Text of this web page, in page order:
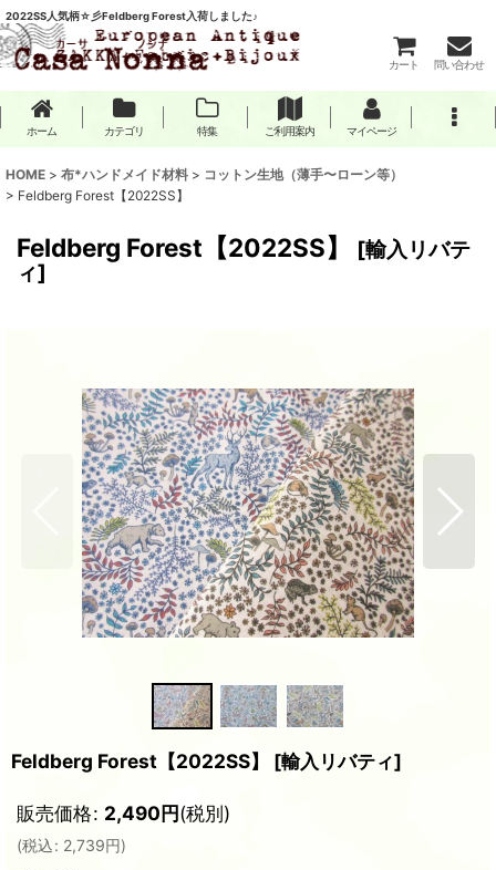
2022SS人気柄☆彡Feldberg Forest入荷しました♪
カート 問い合わせ
ホーム カテゴリ 特集 ご利用案内 マイページ
HOME > 布*ハンドメイド材料 > コットン生地（薄手〜ローン等）
> Feldberg Forest【2022SS】
Feldberg Forest【2022SS】 [輸入リバテ
ィ]
Feldberg Forest【2022SS】 [輸入リバティ]
販売価格: 2,490円(税別)
(税込: 2,739円)